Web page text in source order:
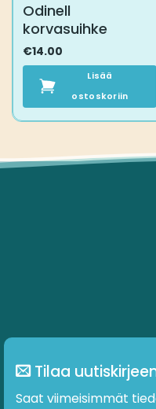
Odinell
korvasuihke
€14.00
Lisää
ostoskoriin
Tilaa
Saat viimeisimmät